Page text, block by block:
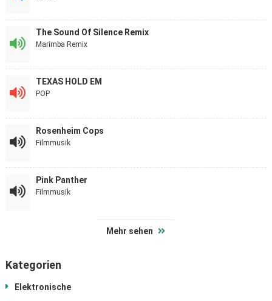
The Sound Of Silence Remix
Marimba Remix
TEXAS HOLD EM
POP
Rosenheim Cops
Filmmusik
Pink Panther
Filmmusik
Mehr sehen
Kategorien
Elektronische